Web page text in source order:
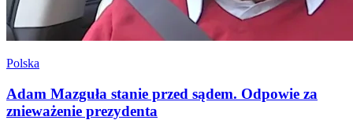
Polska
Adam Mazguła stanie przed sądem. Odpowie za
znieważenie prezydenta